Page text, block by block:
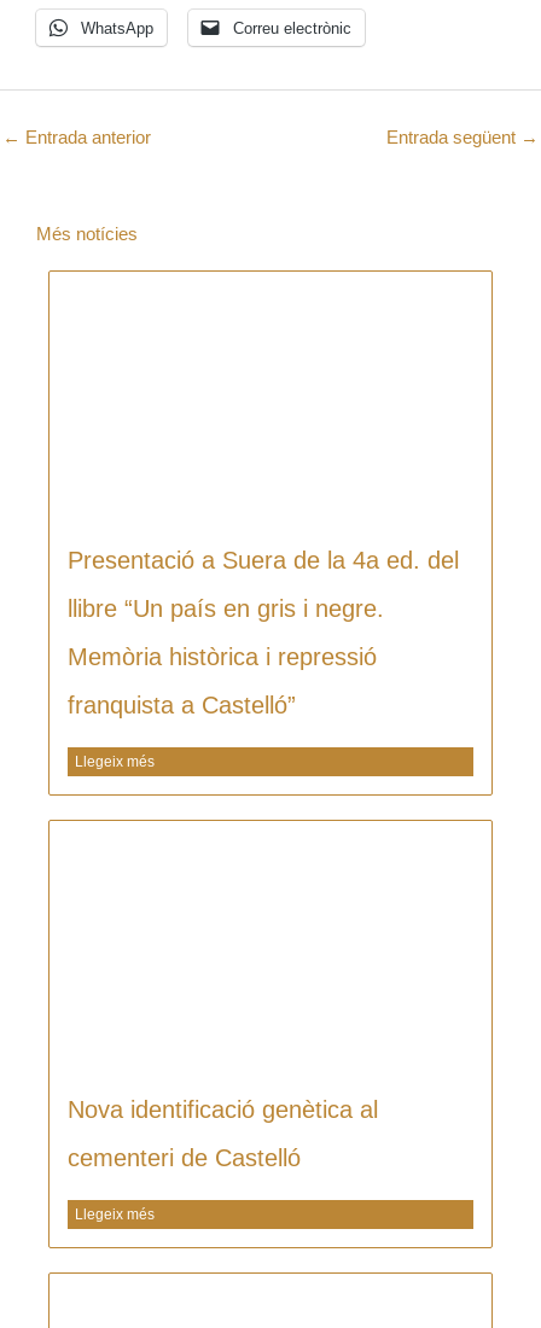
WhatsApp Correu electrònic
← Entrada anterior Entrada següent →
Més notícies
Presentació a Suera de la 4a ed. del
llibre “Un país en gris i negre.
Memòria històrica i repressió
franquista a Castelló”
Llegeix més
Nova identificació genètica al
cementeri de Castelló
Llegeix més